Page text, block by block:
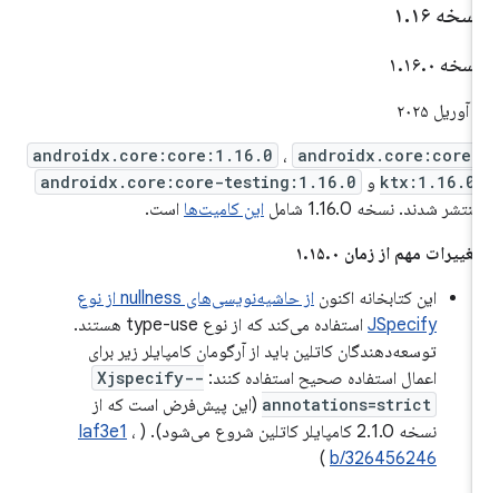
۱ .۱۶
۱ .۱۶.۰
androidx.core:core:1.16.0 ،
ktx:1.16.0و androidx.core:core-testing:1.16.0
شدند. نسخه 1.16.0 شامل این کامیت‌هااست.
مهم از زمان ۱.۱۵.۰
این کتابخانه اکنون
از حاشیه‌نویسی‌های nullness از نوع
JSpecify
استفاده می‌کند که از نوع type-use هستند.
توسعه‌دهندگان کاتلین باید از آرگومان کامپایلر زیر برای
اعمال استفاده صحیح استفاده کنند: -Xjspecify-
annotations=strict(این پیش‌فرض است که از
نسخه 2.1.0 کامپایلر کاتلین شروع می‌شود). (
Iaf3e1 ،
b/326456246
)